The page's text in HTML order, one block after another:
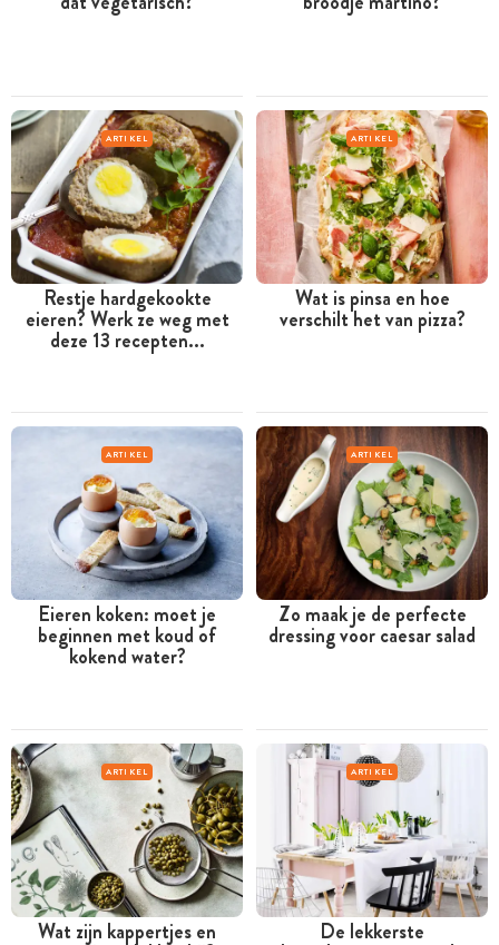
ARTIKEL
Restje hardgekookte
eieren? Werk ze weg met
deze 13 recepten...
ARTIKEL
Wat is pinsa en hoe
verschilt het van pizza?
ARTIKEL
Eieren koken: moet je
beginnen met koud of
kokend water?
ARTIKEL
Zo maak je de perfecte
dressing voor caesar salad
ARTIKEL
Wat zijn kappertjes en
ARTIKEL
De lekkerste